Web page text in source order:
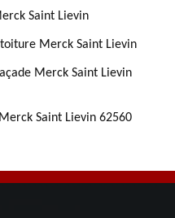
Saint Lievin
Merck Saint Lievin
Merck Saint Lievin
Saint Lievin 62560